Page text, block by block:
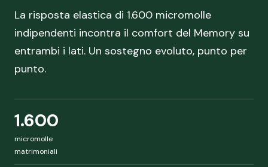
La risposta elastica di 1.600 micromolle
indipendenti incontra il comfort del Memory su
entrambi i lati. Un sostegno evoluto, punto per
punto.
1.600
micromolle
matrimoniali